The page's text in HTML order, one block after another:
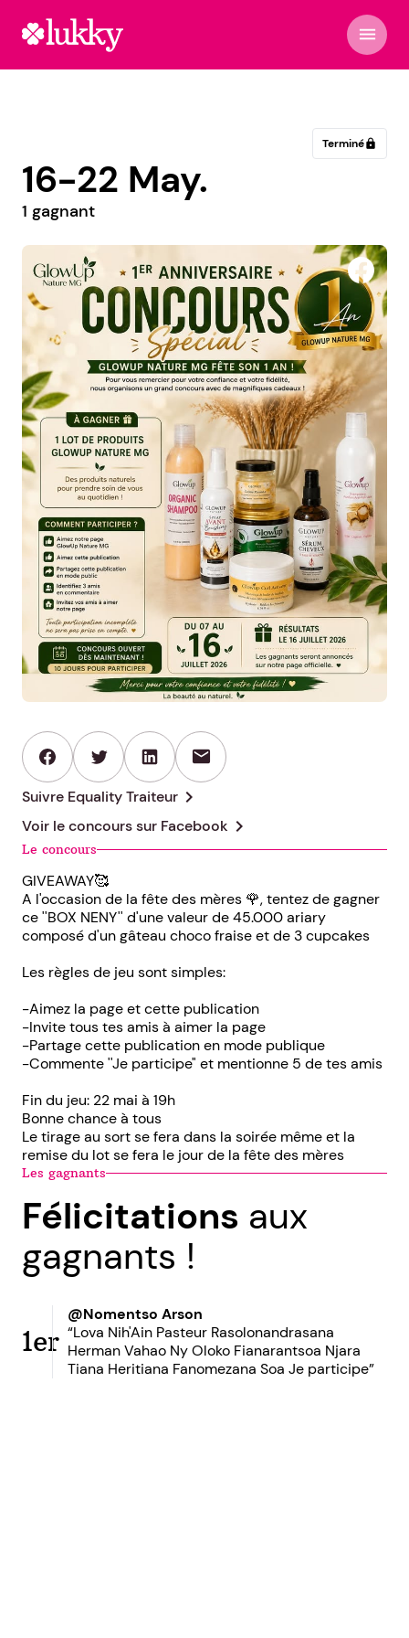
menu
Terminélock
16-22 May.
1 gagnant
Equality Traiteur
mail
Suivre Equality Traiteur chevron_right
Voir le concours sur Facebook chevron_right
Le concours
GIVEAWAY🥰
A l'occasion de la fête des mères 🌹, tentez de gagner
ce ''BOX NENY'' d'une valeur de 45.000 ariary
composé d'un gâteau choco fraise et de 3 cupcakes
Les règles de jeu sont simples:
-Aimez la page et cette publication
-Invite tous tes amis à aimer la page
-Partage cette publication en mode publique
-Commente ''Je participe" et mentionne 5 de tes amis
Fin du jeu: 22 mai à 19h
Bonne chance à tous
Le tirage au sort se fera dans la soirée même et la
remise du lot se fera le jour de la fête des mères
Les gagnants
Félicitations aux
gagnants !
1er
@Nomentso Arson
“Lova Nih'Ain Pasteur Rasolonandrasana
Herman Vahao Ny Oloko Fianarantsoa Njara
Tiana Heritiana Fanomezana Soa Je participe”